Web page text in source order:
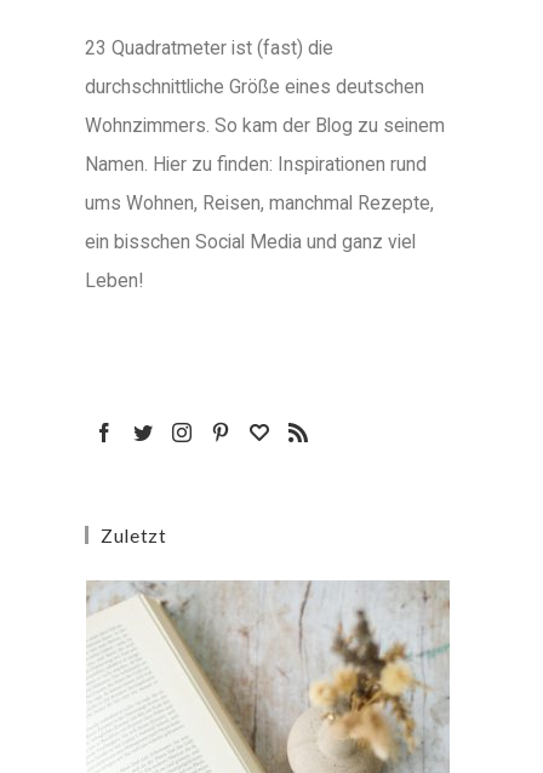
23 Quadratmeter ist (fast) die
durchschnittliche Größe eines deutschen
Wohnzimmers. So kam der Blog zu seinem
Namen. Hier zu finden: Inspirationen rund
ums Wohnen, Reisen, manchmal Rezepte,
ein bisschen Social Media und ganz viel
Leben!
Zuletzt